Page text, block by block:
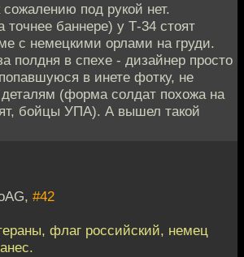
сожалению под рукой нет.
точнее баннере) у Т-34 стоят
с немецкими орлами на груди.
полдня в спехе - дизайнер просто
в инете фотку, не
деталям (форма солдат похожа на
бойцы УПА). А вышел такой
#42
флаг российский, немец